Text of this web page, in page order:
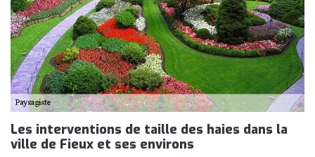
Les interventions de taille des haies dans la
ville de Fieux et ses environs